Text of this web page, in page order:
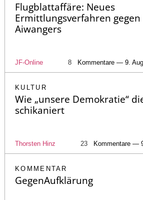
Flugblattaffäre: Neues
Ermittlungsverfahren gegen
Aiwangers
JF-Online 8 Kommentare — 9.
KULTUR
Wie „unsere Demokratie“
schikaniert
Thorsten Hinz 23 Kommentare —
KOMMENTAR
GegenAufklärung